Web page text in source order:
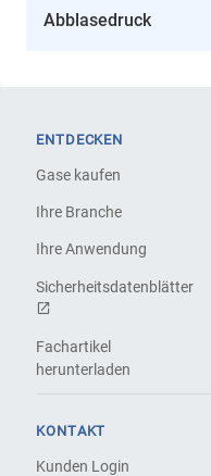
Abblasedruck
ENTDECKEN
Gase kaufen
Ihre Branche
Ihre Anwendung
Sicherheitsdatenblätter
Fachartikel
herunterladen
KONTAKT
Kunden Login